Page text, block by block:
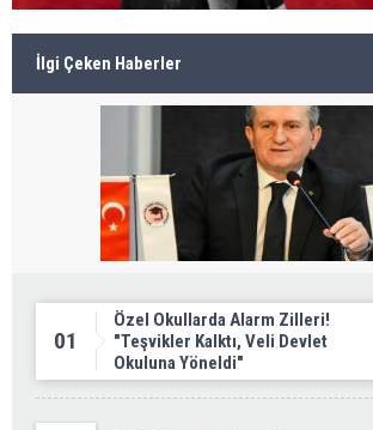
İlgi Çeken Haberler
01
Özel Okullarda Alarm Zilleri!
"Teşvikler Kalktı, Veli Devlet
Okuluna Yöneldi"